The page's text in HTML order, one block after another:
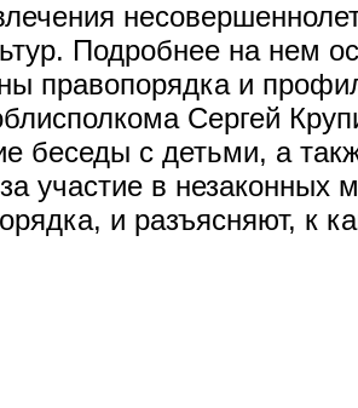
Подробнее на нем
правопорядка и
Сергей
беседы с детьми, а
за участие в
и разъясняют, к